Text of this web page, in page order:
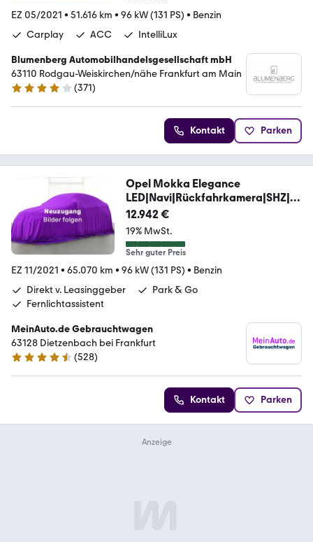
EZ 05/2021 • 51.616 km • 96 kW (131 PS) • Benzin
Carplay
ACC IntelliLux
Blumenberg Automobilhandelsgesellschaft mbH
63110 Rodgau-Weiskirchen/nähe Frankfurt am Main
4.2 Sterne
(371)
Kontakt Parken
Opel Mokka Elegance
LED|Navi|Rückfahrkamera|SHZ|P
DC
12.942 €
19% MwSt.
Sehr guter Preis
EZ 11/2021 • 65.070 km • 96 kW (131 PS) • Benzin
Direkt v. Leasinggeber
Park & Go
Fernlichtassistent
MeinAuto.de Gebrauchtwagen
63128 Dietzenbach bei Frankfurt
4.7 Sterne
(528)
Kontakt Parken